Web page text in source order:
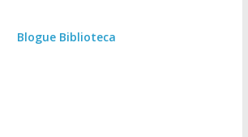
Blogue Biblioteca